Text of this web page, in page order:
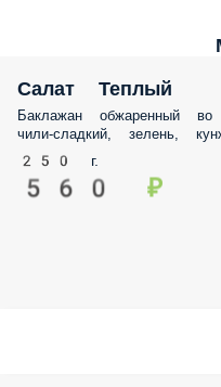
Салат Теплый
Баклажан обжаренный во
сладкий, зелень, кунжут.
250 г.
560 ₽